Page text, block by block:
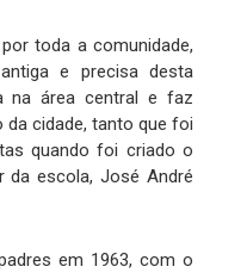
toda a comunidade,
e precisa desta
na área central e faz
cidade, tanto que foi
quando foi criado o
da escola, José André
em 1963, com o